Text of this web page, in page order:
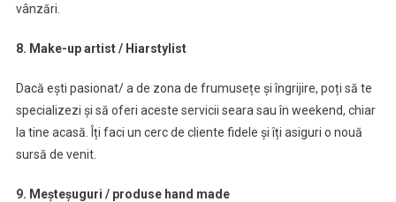
vânzări.
8. Make-up artist / Hiarstylist
Dacă ești pasionat/ a de zona de frumusețe și îngrijire, poți să te
specializezi și să oferi aceste servicii seara sau în weekend, chiar
la tine acasă. Îți faci un cerc de cliente fidele și îți asiguri o nouă
sursă de venit.
9. Meșteșuguri / produse hand made